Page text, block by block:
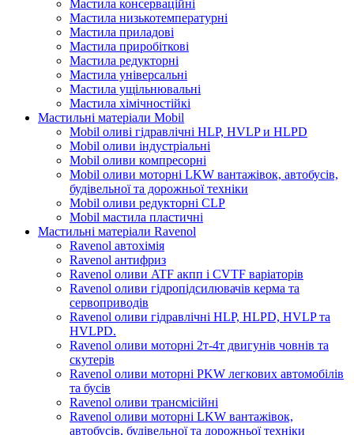
Мастила консерваційні
Мастила низькотемпературні
Мастила приладові
Мастила приробіткові
Мастила редукторні
Мастила універсальні
Мастила ущільнювальні
Мастила хімічностійкі
Мастильні матеріали Mobil
Mobil оливі гідравлічні HLP, HVLP и HLPD
Mobil оливи індустріальні
Mobil оливи компресорні
Mobil оливи моторні LKW вантажівок, автобусів,
будівельної та дорожньої техніки
Mobil оливи редукторні CLP
Mobil мастила пластичні
Мастильні матеріали Ravenol
Ravenol автохімія
Ravenol антифриз
Ravenol оливи ATF акпп і CVTF варіаторів
Ravenol оливи гідропідсилювачів керма та
сервоприводів
Ravenol оливи гідравлічні HLP, HLPD, HVLP та
HVLPD.
Ravenol оливи моторні 2т-4т двигунів човнів та
скутерів
Ravenol оливи моторні PKW легкових автомобілів
та бусів
Ravenol оливи трансмісійні
Ravenol оливи моторні LKW вантажівок,
автобусів, будівельної та дорожньої техніки